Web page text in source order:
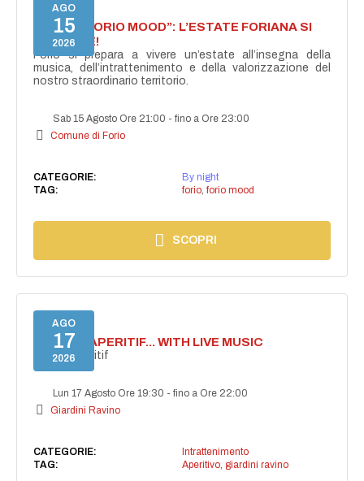
AGO
15
2026
NASCE “FORIO MOOD”: L’ESTATE FORIANA SI
ACCENDE!
Forio si prepara a vivere un’estate all’insegna della
musica, dell’intrattenimento e della valorizzazione del
nostro straordinario territorio.
Sab 15 Agosto Ore 21:00 -fino a Ore 23:00
Comune di Forio
CATEGORIE:
By night
TAG:
forio, forio mood
SCOPRI
AGO
17
2026
SECRET APERITIF... WITH LIVE MUSIC
Secret aperitif
Lun 17 Agosto Ore 19:30 -fino a Ore 22:00
Giardini Ravino
CATEGORIE:
Intrattenimento
TAG:
Aperitivo, giardini ravino